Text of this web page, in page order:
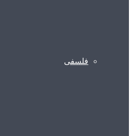
فلسفی